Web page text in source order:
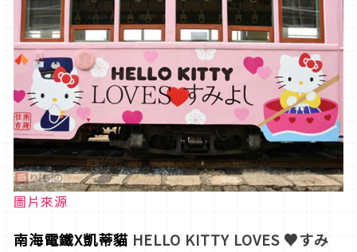
圖片來源
南海電鐵X凱蒂貓 HELLO KITTY LOVES ♥すみ